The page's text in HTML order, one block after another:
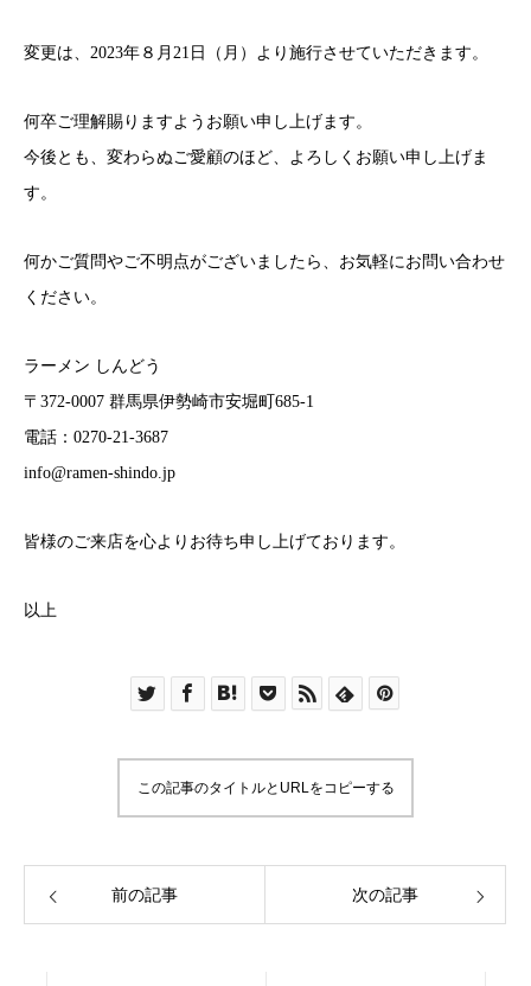
変更は、2023年８月21日（月）より施行させていただきます。
何卒ご理解賜りますようお願い申し上げます。
今後とも、変わらぬご愛顧のほど、よろしくお願い申し上げま
す。
何かご質問やご不明点がございましたら、お気軽にお問い合わせ
ください。
ラーメン しんどう
〒372-0007 群馬県伊勢崎市安堀町685-1
電話：0270-21-3687
info@ramen-shindo.jp
皆様のご来店を心よりお待ち申し上げております。
以上
この記事のタイトルとURLをコピーする
前の記事 次の記事